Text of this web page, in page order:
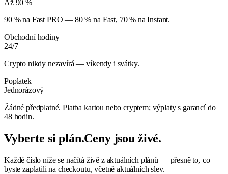
Až 90 %
90 % na Fast PRO — 80 % na Fast, 70 % na Instant.
Obchodní hodiny
24/7
Crypto nikdy nezavírá — víkendy i svátky.
Poplatek
Jednorázový
Žádné předplatné. Platba kartou nebo cryptem; výplaty s garancí do
48 hodin.
Vyberte si plán.Ceny jsou živé.
Každé číslo níže se načítá živě z aktuálních plánů — přesně to, co
byste zaplatili na checkoutu, včetně aktuálních slev.